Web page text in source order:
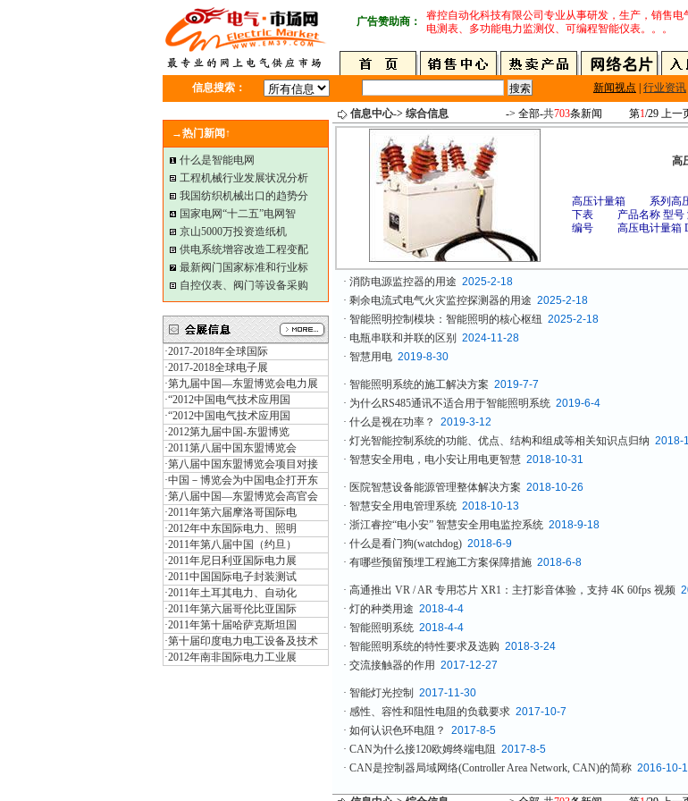
广告赞助商：
睿控自动化科技有限公司专业从事研发，生产，销售电
电测表、多功能电力监测仪、可编程智能仪表。。。
信息搜索： 新闻视点 行业资讯
→热门新闻↑
什么是智能电网
工程机械行业发展状况分析
我国纺织机械出口的趋势分
国家电网“十二五”电网智
京山5000万投资造纸机
供电系统增容改造工程变配
最新阀门国家标准和行业标
自控仪表、阀门等设备采购
·2017-2018年全球国际
·2017-2018全球电子展
·第九届中国—东盟博览会电力展
·“2012中国电气技术应用国
·“2012中国电气技术应用国
·2012第九届中国-东盟博览
·2011第八届中国东盟博览会
·第八届中国东盟博览会项目对接
·中国－博览会为中国电企打开东
·第八届中国—东盟博览会高官会
·2011年第六届摩洛哥国际电
·2012年中东国际电力、照明
·2011年第八届中国（约旦）
·2011年尼日利亚国际电力展
·2011中国国际电子封装测试
·2011年土耳其电力、自动化
·2011年第六届哥伦比亚国际
·2011年第十届哈萨克斯坦国
·第十届印度电力电工设备及技术
·2012年南非国际电力工业展
信息中心-> 综合信息 -> 全部-共703条新闻 第1/29 上一
高
高压计量箱 系列高
下表 产品名称 型号
编号 高压电计量箱
· 消防电源监控器的用途 2025-2-18
· 剩余电流式电气火灾监控探测器的用途 2025-2-18
· 智能照明控制模块：智能照明的核心枢纽 2025-2-18
· 电瓶串联和并联的区别
2024-11-28
· 智慧用电 2019-8-30
· 智能照明系统的施工解决方案 2019-7-7
· 为什么RS485通讯不适合用于智能照明系统 2019-6-4
· 什么是视在功率？
2019-3-12
· 灯光智能控制系统的功能、优点、结构和组成等相关知识点归纳 2018-
· 智慧安全用电，电小安让用电更智慧 2018-10-31
· 医院智慧设备能源管理整体解决方案 2018-10-26
· 智慧安全用电管理系统 2018-10-13
· 浙江睿控“电小安” 智慧安全用电监控系统 2018-9-18
· 什么是看门狗(watchdog) 2018-6-9
· 有哪些预留预埋工程施工方案保障措施 2018-6-8
· 高通推出 VR / AR 专用芯片 XR1：主打影音体验，支持 4K 60fps 视频
· 灯的种类用途 2018-4-4
· 智能照明系统 2018-4-4
· 智能照明系统的特性要求及选购 2018-3-24
· 交流接触器的作用 2017-12-27
· 智能灯光控制
2017-11-30
· 感性、容性和阻性电阻的负载要求 2017-10-7
· 如何认识色环电阻？
2017-8-5
· CAN为什么接120欧姆终端电阻
2017-8-5
· CAN是控制器局域网络(Controller Area Network, CAN)的简称 2016-10-